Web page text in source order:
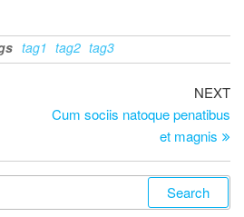
tag1 tag2 tag3
NEXT
Cum sociis natoque penatibus
et magnis